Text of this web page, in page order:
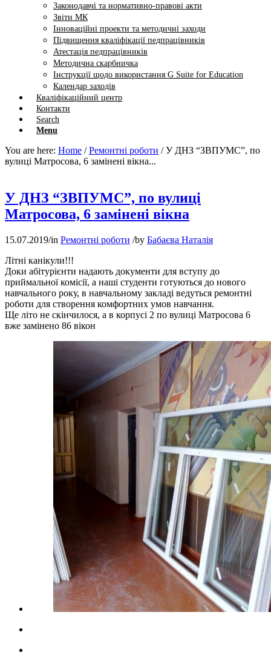
Законодавчі та нормативно-правові акти
Звіти МК
Інноваційні проекти та методичні заходи
Підвищення кваліфікації педпрацівників
Атестація педпрацівників
Методична скарбничка
Інструкції щодо використання G Suite for Education
Календар заходів
Кваліфікаційний центр
Контакти
Search
Menu
You are here: Home / Ремонтні роботи / У ДНЗ “ЗВПУМС”, по
вулиці Матросова, 6 замінені вікна...
У ДНЗ “ЗВПУМС”, по вулиці
Матросова, 6 замінені вікна
15.07.2019/in Ремонтні роботи /by Бабаєва Наталія
Літні канікули!!!
Доки абітурієнти надають документи для вступу до
приймальної комісії, а наші студенти готуються до нового
навчального року, в навчальному закладі ведуться ремонтні
роботи для створення комфортних умов навчання.
Ще літо не скінчилося, а в корпусі 2 по вулиці Матросова 6
вже замінено 86 вікон